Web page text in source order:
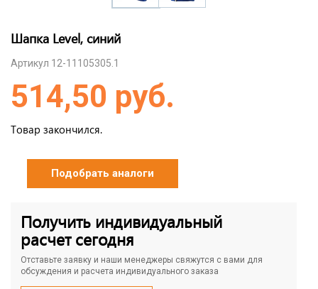
Шапка Level, синий
Артикул 12-11105305.1
514,50 руб.
Товар закончился.
Подобрать аналоги
Получить индивидуальный
расчет сегодня
Отставьте заявку и наши менеджеры свяжутся с вами для
обсуждения и расчета индивидуального заказа